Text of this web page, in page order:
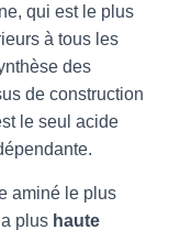
qui est le plus
à tous les
des
de construction
le seul acide
aminé le plus
plus haute